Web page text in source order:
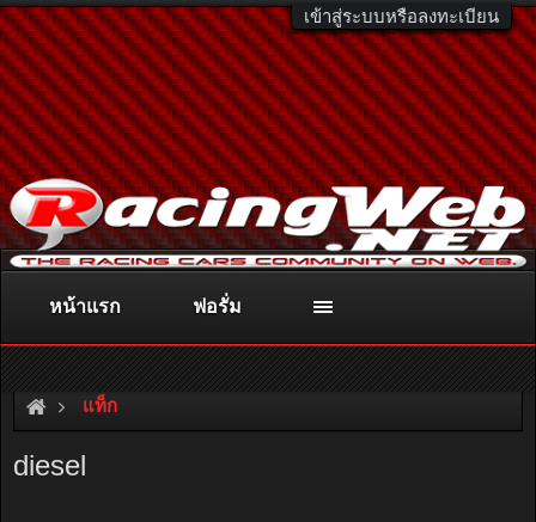
เข้าสู่ระบบหรือลงทะเบียน
ติดต่อลงโฆษณา racingweb@gmail.comหรือโทร. 081-811-1138
หรืออ่านรายละเอียดเพิ่มเติม คลิกที่นี่
แท็ก
diesel
หน้าแรก ฟอรั่ม